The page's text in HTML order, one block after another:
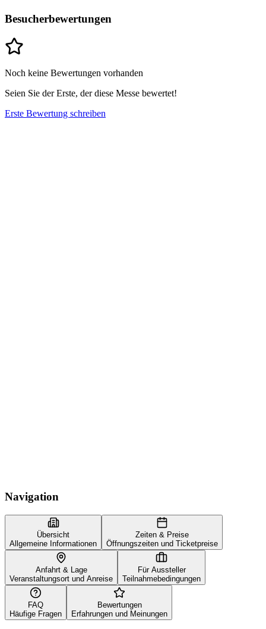
Besucherbewertungen
Noch keine Bewertungen vorhanden
Seien Sie der Erste, der diese Messe bewertet!
Erste Bewertung schreiben
Navigation
Übersicht
Allgemeine Informationen
Zeiten & Preise
Öffnungszeiten und Ticketpreise
Anfahrt & Lage
Veranstaltungsort und Anreise
Für Aussteller
Teilnahmebedingungen
FAQ
Häufige Fragen
Bewertungen
Erfahrungen und Meinungen